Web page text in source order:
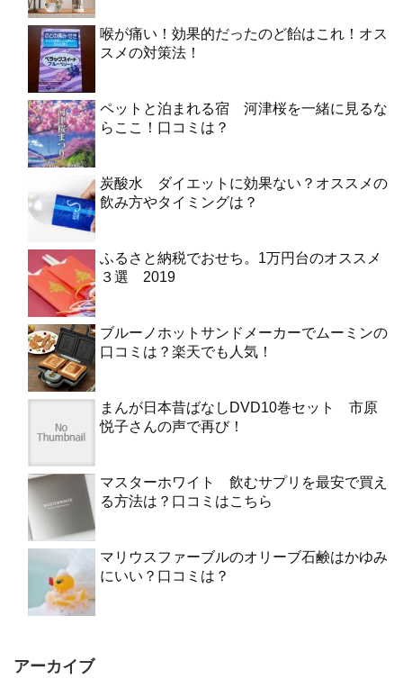
喉が痛い！効果的だったのど飴はこれ！オス
スメの対策法！
ペットと泊まれる宿 河津桜を一緒に見るな
らここ！口コミは？
炭酸水 ダイエットに効果ない？オススメの
飲み方やタイミングは？
ふるさと納税でおせち。1万円台のオススメ
３選 2019
ブルーノホットサンドメーカーでムーミンの
口コミは？楽天でも人気！
まんが日本昔ばなしDVD10巻セット 市原
悦子さんの声で再び！
マスターホワイト 飲むサプリを最安で買え
る方法は？口コミはこちら
マリウスファーブルのオリーブ石鹸はかゆみ
にいい？口コミは？
アーカイブ